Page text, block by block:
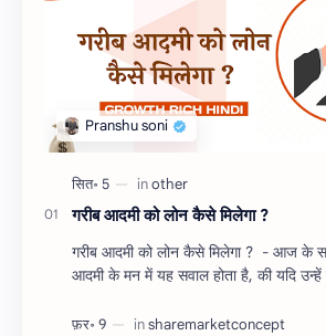
गरीब आदमी को लोन कैसे मिलेगा ?
गरीब आदमी को लोन कैसे मिलेगा ? - आज के समय बहुत से गरीब
आदमी के मन में यह सवाल होता है, की यदि उन्हें